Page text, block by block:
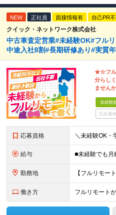
NEW 正社員 面接情報有 自己PR
クイック・ネットワーク株式会社
中古車査定営業#未経験OK#フル
中途入社8割#長期研修あり#実質
★☆フル
分らし
ません
未経験
完全週
応募資格
給与
勤務地
働き方 フルリモート